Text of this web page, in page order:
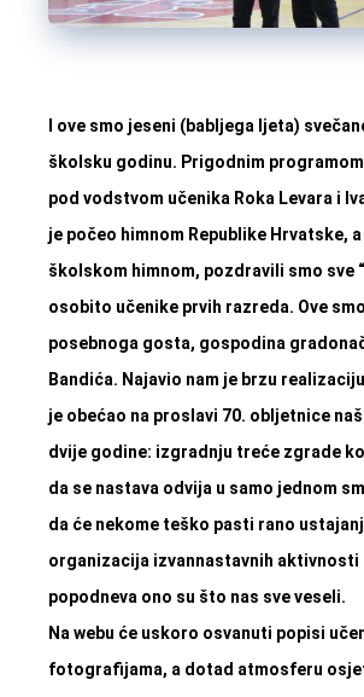
I ove smo jeseni (babljega ljeta)
školsku godinu. Prigodnim programom
pod vodstvom učenika Roka Levara i Iv
je počeo himnom Republike Hrvatske,
školskom himnom, pozdravili smo sve
osobito učenike prvih razreda. Ove
posebnoga gosta, gospodina
Bandića. Najavio nam je brzu
je obećao na proslavi 70. obljetnice
dvije godine: izgradnju treće zgrade
da se nastava odvija u samo jednom
da će nekome teško pasti rano
organizacija izvannastavnih aktivnosti
popodneva ono su što nas sve veseli.
Na webu će uskoro osvanuti popisi
fotografijama, a dotad atmosferu